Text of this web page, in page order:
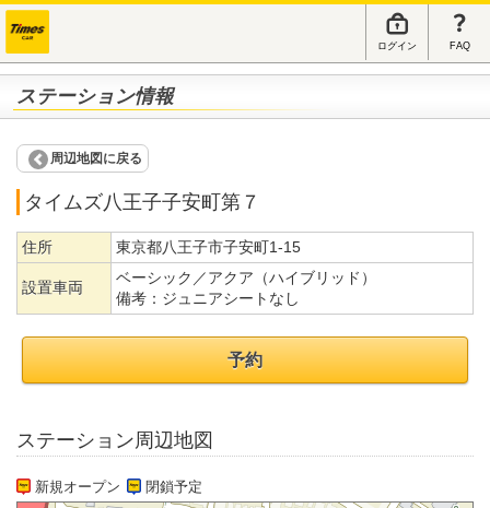
ログイン FAQ
ステーション情報
周辺地図に戻る
タイムズ八王子子安町第７
住所 東京都八王子市子安町1-15
設置車両
ベーシック／アクア（ハイブリッド）
備考： ジュニアシートなし
予約
ステーション周辺地図
新規オープン 閉鎖予定